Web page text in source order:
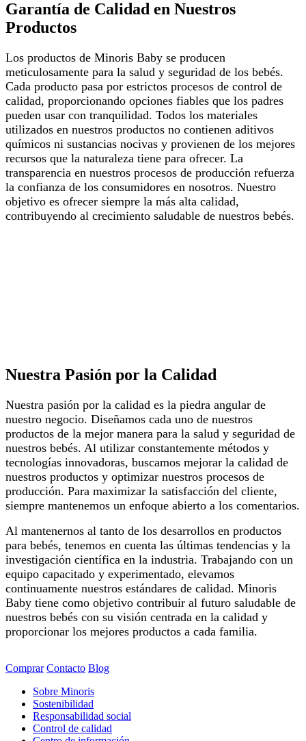
Garantía de Calidad en Nuestros
Productos
Los productos de Minoris Baby se producen
meticulosamente para la salud y seguridad de los bebés.
Cada producto pasa por estrictos procesos de control de
calidad, proporcionando opciones fiables que los padres
pueden usar con tranquilidad. Todos los materiales
utilizados en nuestros productos no contienen aditivos
químicos ni sustancias nocivas y provienen de los mejores
recursos que la naturaleza tiene para ofrecer. La
transparencia en nuestros procesos de producción refuerza
la confianza de los consumidores en nosotros. Nuestro
objetivo es ofrecer siempre la más alta calidad,
contribuyendo al crecimiento saludable de nuestros bebés.
Nuestra Pasión por la Calidad
Nuestra pasión por la calidad es la piedra angular de
nuestro negocio. Diseñamos cada uno de nuestros
productos de la mejor manera para la salud y seguridad de
nuestros bebés. Al utilizar constantemente métodos y
tecnologías innovadoras, buscamos mejorar la calidad de
nuestros productos y optimizar nuestros procesos de
producción. Para maximizar la satisfacción del cliente,
siempre mantenemos un enfoque abierto a los comentarios.
Al mantenernos al tanto de los desarrollos en productos
para bebés, tenemos en cuenta las últimas tendencias y la
investigación científica en la industria. Trabajando con un
equipo capacitado y experimentado, elevamos
continuamente nuestros estándares de calidad. Minoris
Baby tiene como objetivo contribuir al futuro saludable de
nuestros bebés con su visión centrada en la calidad y
proporcionar los mejores productos a cada familia.
Comprar Contacto Blog
Sobre Minoris
Sostenibilidad
Responsabilidad social
Control de calidad